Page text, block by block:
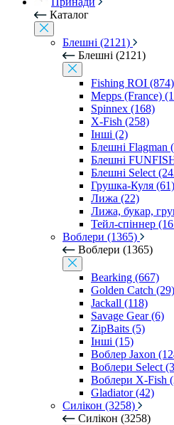
Каталог
Блешні (2121)
Блешні (2121)
Fishing ROI (874)
Mepps (France)
Spinnex (168)
X-Fish (258)
Інші (2)
Блешні Flagman
Блешні
Блешні Select
Грушка-Куля (61)
Лижа (22)
Лижа, букар,
Тейл-спіннер
Воблери (1365)
Воблери (1365)
Bearking (667)
Golden Catch (29)
Jackall (118)
Savage Gear (6)
ZipBaits (5)
Інші (15)
Воблер Jaxon
Воблери Select
Воблери X-Fish
Gladiator (42)
Силікон (3258)
Силікон (3258)